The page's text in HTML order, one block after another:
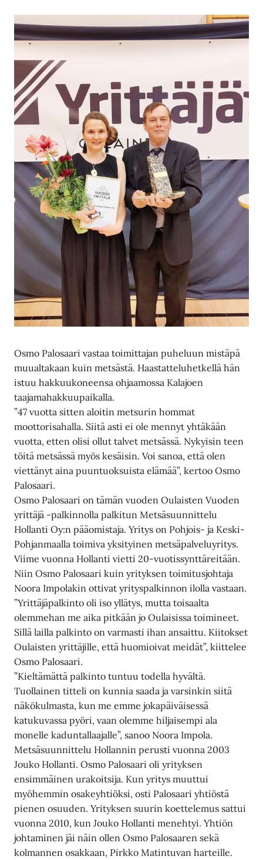
Osmo Palosaari vastaa toimittajan puheluun mistäpä
muualtakaan kuin metsästä. Haastatteluhetkellä hän
istuu hakkuukoneensa ohjaamossa Kalajoen
taajamahakkuupaikalla.
”47 vuotta sitten aloitin metsurin hommat
moottorisahalla. Siitä asti ei ole mennyt yhtäkään
vuotta, etten olisi ollut talvet metsässä. Nykyisin teen
töitä metsässä myös kesäisin. Voi sanoa, että olen
viettänyt aina puuntuoksuista elämää”, kertoo Osmo
Palosaari.
Osmo Palosaari on tämän vuoden Oulaisten Vuoden
yrittäjä -palkinnolla palkitun Metsäsuunnittelu
Hollanti Oy:n pääomistaja. Yritys on Pohjois- ja Keski-
Pohjanmaalla toimiva yksityinen metsäpalveluyritys.
Viime vuonna Hollanti vietti 20-vuotissynttäreitään.
Niin Osmo Palosaari kuin yrityksen toimitusjohtaja
Noora Impolakin ottivat yrityspalkinnon ilolla vastaan.
”Yrittäjäpalkinto oli iso yllätys, mutta toisaalta
olemmehan me aika pitkään jo Oulaisissa toimineet.
Sillä lailla palkinto on varmasti ihan ansaittu. Kiitokset
Oulaisten yrittäjille, että huomioivat meidät”, kiittelee
Osmo Palosaari.
”Kieltämättä palkinto tuntuu todella hyvältä.
Tuollainen titteli on kunnia saada ja varsinkin siitä
näkökulmasta, kun me emme jokapäiväisessä
katukuvassa pyöri, vaan olemme hiljaisempi ala
monelle kaduntallaajalle”, sanoo Noora Impola.
Metsäsuunnittelu Hollannin perusti vuonna 2003
Jouko Hollanti. Osmo Palosaari oli yrityksen
ensimmäinen urakoitsija. Kun yritys muuttui
myöhemmin osakeyhtiöksi, osti Palosaari yhtiöstä
pienen osuuden. Yrityksen suurin koettelemus sattui
vuonna 2010, kun Jouko Hollanti menehtyi. Yhtiön
johtaminen jäi näin ollen Osmo Palosaaren sekä
kolmannen osakkaan, Pirkko Matintuvan harteille.